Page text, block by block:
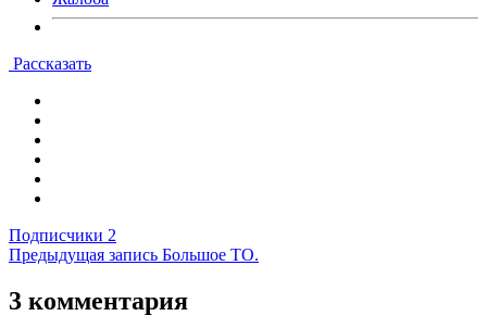
Рассказать
Подписчики 2
Предыдущая запись Большое ТО.
3 комментария